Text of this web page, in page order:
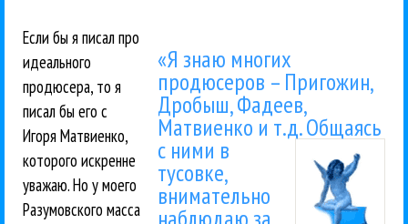
«Я знаю многих
продюсеров – Пригожин,
Дробыш, Фадеев,
Матвиенко и т.д.Общаясь
с ними в
тусовке,
внимательно
Если бы я писал про
идеального
продюсера, то я
писал бы его с
Игоря Матвиенко,
которого искренне
уважаю. Но у моего
Разумовского масса